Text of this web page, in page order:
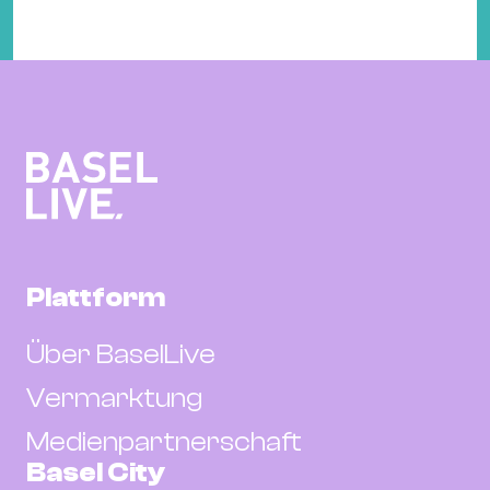
Plattform
Über BaselLive
Vermarktung
Medienpartnerschaft
Basel City